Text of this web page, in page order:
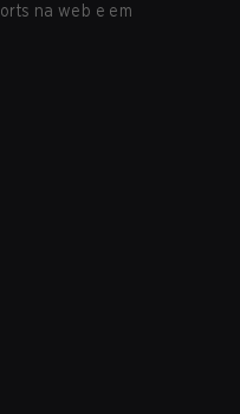
na web e em